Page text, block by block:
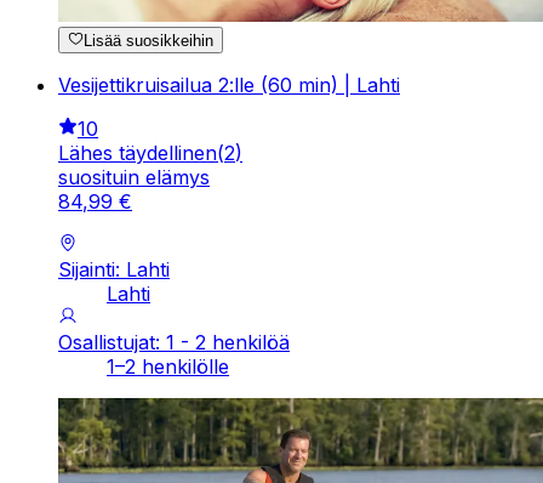
Lisää suosikkeihin
Vesijettikruisailua 2:lle (60 min) | Lahti
10
Lähes täydellinen(2)
suosituin elämys
84,99 €
Sijainti: Lahti
Lahti
Osallistujat: 1 - 2 henkilöä
1–2 henkilölle